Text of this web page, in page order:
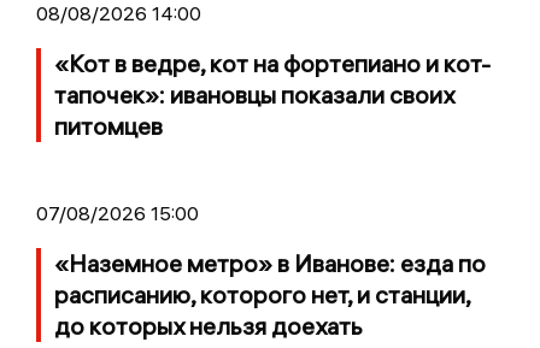
08/08/2026 14:00
«Кот в ведре, кот на фортепиано и кот-
тапочек»: ивановцы показали своих
питомцев
07/08/2026 15:00
«Наземное метро» в Иванове: езда по
расписанию, которого нет, и станции,
до которых нельзя доехать